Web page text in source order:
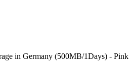
in Germany (500MB/1Days) - Pink